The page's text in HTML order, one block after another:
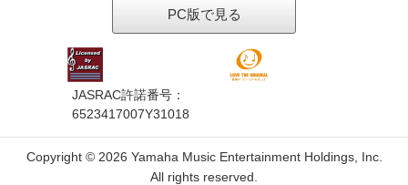
PC版で見る
JASRAC許諾番号：
6523417007Y31018
Copyright © 2026 Yamaha Music Entertainment Holdings, Inc.
All rights reserved.